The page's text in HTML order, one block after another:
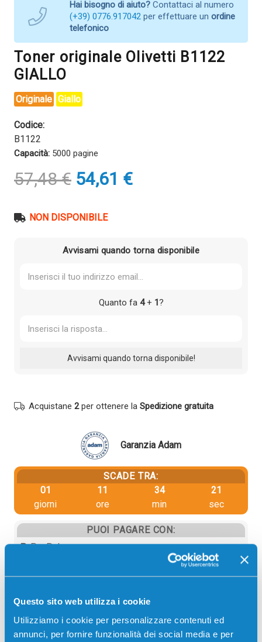
Questo sito web utilizza i cookie
Utilizziamo i cookie per personalizzare contenuti ed
annunci, per fornire funzionalità dei social media e per
Hai bisogno di aiuto? Contattaci al numero
(+39) 0776.917042 per effettuare un ordine
telefonico
Toner originale Olivetti B1122
GIALLO
Originale Giallo
Codice:
B1122
Capacità: 5000 pagine
57,48€ Il
prezzo
era:
54,61 €Il
prezzo
NON DISPONIBILE
Avvisami quando torna disponibile
Quanto fa 4+ 1?
Acquistane 2per ottenere la Spedizione gratuita
Garanzia Adam
SCADE TRA:
01
giorni
11
ore
34
min
21
sec
PUOI PAGARE CON:
PayPal
Bonifico bancario